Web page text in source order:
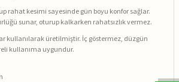
rahat kesimi sayesinde gün boyu konfor sağlar.
sunar, oturup kalkarken rahatsızlık vermez.
kullanılarak üretilmiştir. İç göstermez, düzgün
kullanıma uygundur.